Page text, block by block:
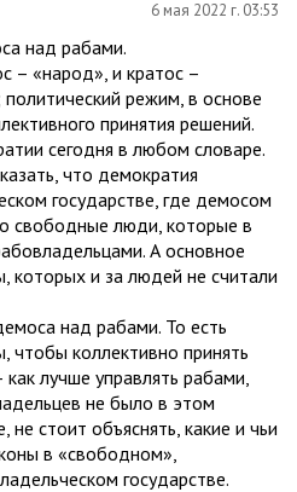
6 мая 2022 г. 03:53
над рабами.
– «народ», и кратос –
режим, в основе
принятия решений.
сегодня в любом словаре.
что демократия
государстве, где демосом
свободные люди, которые в
А основное
которых и за людей не считали
над рабами. То есть
чтобы коллективно принять
лучше управлять рабами,
не было в этом
стоит объяснять, какие и чьи
в «свободном»,
государстве.